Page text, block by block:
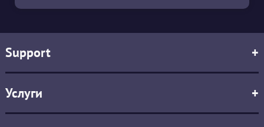
Support +
Услуги +